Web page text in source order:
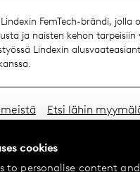
cookies
to personalise content
FemTech-brändi, jolla
ja naisten kehon
Lindexin
Etsi lähin
Evästeasetukset